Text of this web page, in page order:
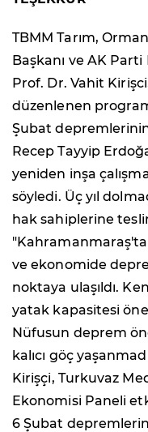
TBMM Tarım,
Başkanı ve AK
Prof. Dr. Vahit
düzenlenen
Şubat
Recep Tayyip
yeniden inşa
söyledi. Üç yıl
hak sahiplerine
ve ekonomide
noktaya ulaşıldı.
yatak kapasitesi
Nüfusun deprem
kalıcı göç
Kirişçi, Turkuvaz
Ekonomisi Paneli
6 Şubat